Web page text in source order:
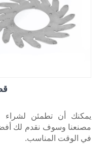
يمكنك أن تطمئن لشراء
مصنعنا وسوف نقدم لك
في الوقت المناسب.